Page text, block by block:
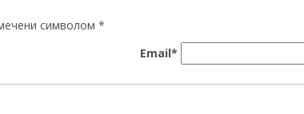
символом *
Email*